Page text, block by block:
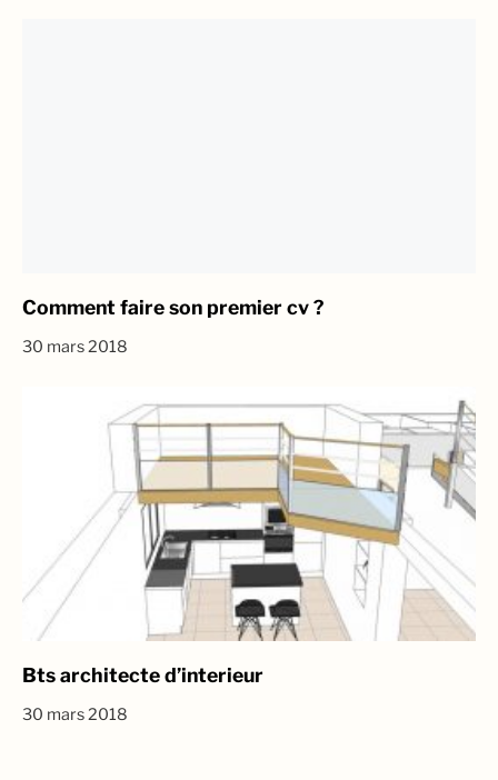
Comment faire son premier cv ?
30 mars 2018
Bts architecte d’interieur
30 mars 2018